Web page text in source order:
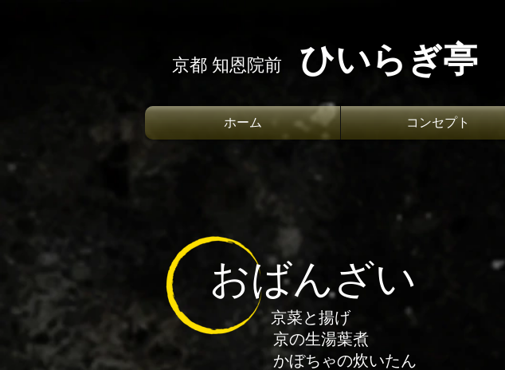
京都 知恩院前 ひいらぎ亭
ホーム コンセプト
滋賀県で健康に育てられた淡海地鶏と
おばんざい
京菜と揚げ
京の生湯葉煮
かぼちゃの炊いたん